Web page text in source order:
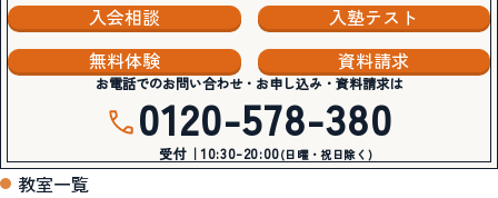
入会相談
入塾テスト
無料体験
資料請求
お電話でのお問い合わせ・お申し込み・資料請求は
0120-578-380
受付｜10:30-20:00(日曜・祝日除く)
教室一覧